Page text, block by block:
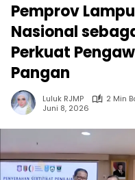
Pemprov
Nasional
Perkuat
Pangan
Luluk RJMP
2 Min
Juni 8, 2026